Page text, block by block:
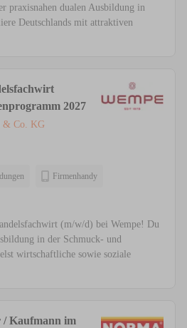
praxisnahen dualen Ausbildung in
Deutschlands mit attraktiven
2027
& Co. KG
Firmenhandy
(m/w/d) bei Wempe! Du
in der Schmuck- und
wirtschaftliche sowie soziale
Kaufmann im